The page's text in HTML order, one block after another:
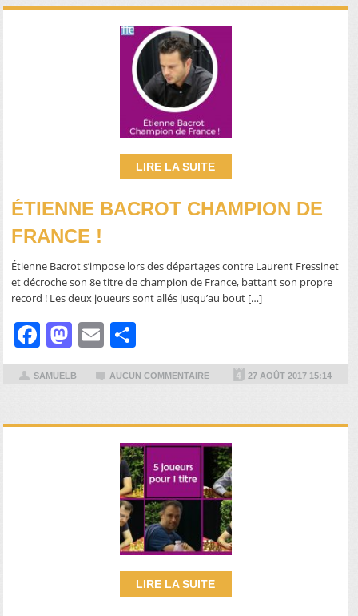
LIRE LA SUITE
ÉTIENNE BACROT CHAMPION DE
FRANCE !
Étienne Bacrot s’impose lors des départages contre Laurent Fressinet
et décroche son 8e titre de champion de France, battant son propre
record ! Les deux joueurs sont allés jusqu’au bout […]
FacebookMastodonEmail
SAMUELB AUCUN COMMENTAIRE 27 AOÛT 2017 15:14
LIRE LA SUITE